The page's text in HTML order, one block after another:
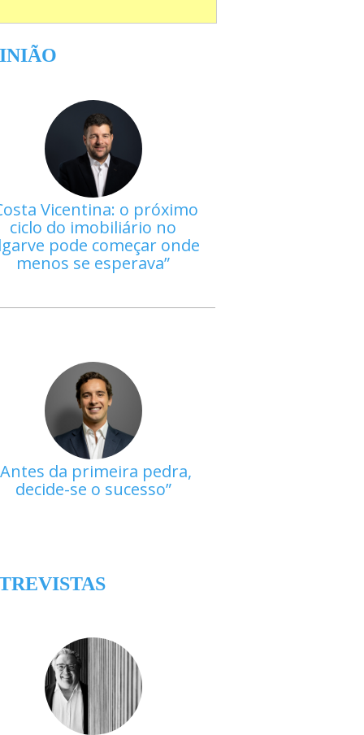
Vicentina: o próximo
ciclo do imobiliário no
pode começar onde
menos se esperava
Antes da primeira pedra,
decide-se o sucesso